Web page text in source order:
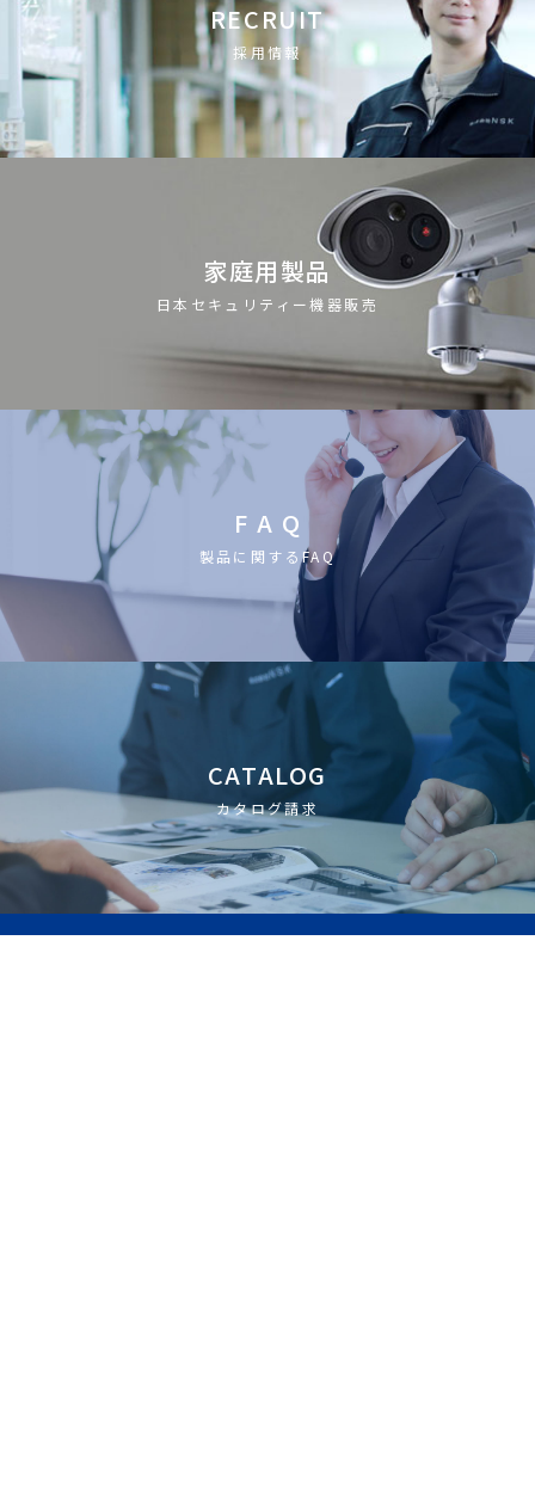
RECRUIT
採用情報
家庭用製品
日本セキュリティー機器販売
F A Q
製品に関するFAQ
CATALOG
カタログ請求